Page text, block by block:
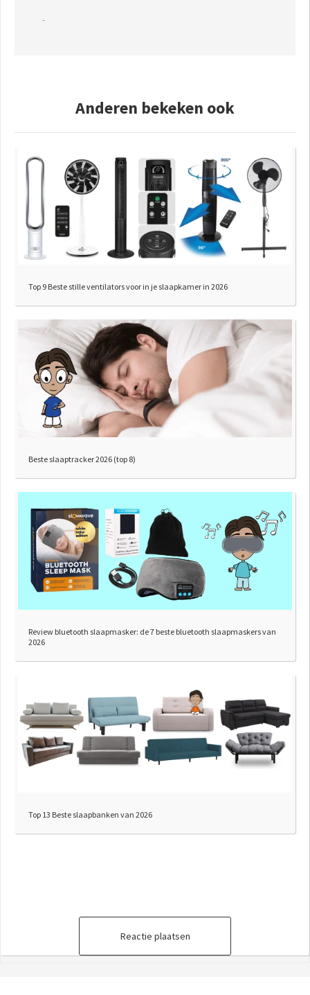
-
Anderen bekeken ook
Top 9 Beste stille ventilators voor in je slaapkamer in 2026
Beste slaaptracker 2026 (top 8)
Review bluetooth slaapmasker: de 7 beste bluetooth slaapmaskers van
2026
Top 13 Beste slaapbanken van 2026
Reactie plaatsen